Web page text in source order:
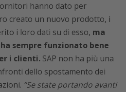
hanno dato per
creato un nuovo prodotto, i
i loro dati su di esso, ma
sempre funzionato bene
i clienti. SAP non ha più una
dello spostamento dei
“Se state portando avanti